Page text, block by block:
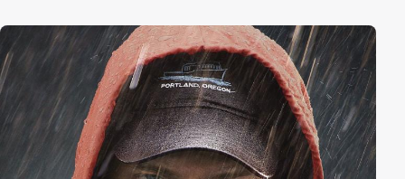
zu Katie pflegt. Sie ist der Meinung, er solle mit seiner
Freundin Schluss machen und nur noch mit ihr
zusammensein, doch für ihn ist der Altersunterschied
ein zu großer Faktor. Katie fühlt sich indes immer mehr
von Paul angezogen, der noch einmal ein Eck älter ist
als Dan. Die Leserschaft von Katie wächst und gedeiht,
doch ihre furchtlosen Schilderungen beginnen mit der